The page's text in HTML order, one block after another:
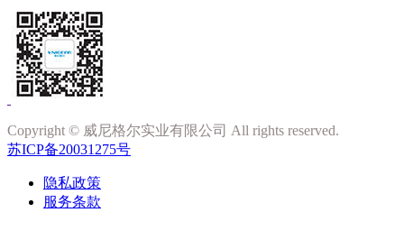
Copyright © 威尼格尔实业有限公司 All rights reserved.
苏ICP备20031275号
隐私政策
服务条款